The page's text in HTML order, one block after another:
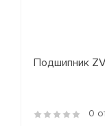
Подшипник
0